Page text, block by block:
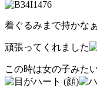
着ぐるみまで持かな
頑張ってくれました
この時は女の子みた